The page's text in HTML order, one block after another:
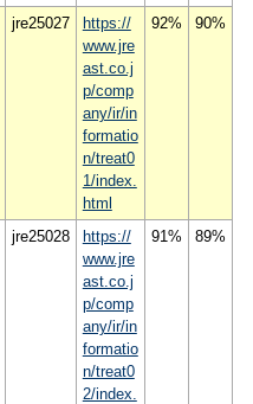
jre25027
https://
www.jre
ast.co.j
p/comp
any/ir/in
formatio
n/treat0
1/index.
html
92% 90%
jre25028
https://
www.jre
ast.co.j
p/comp
any/ir/in
formatio
n/treat0
2/index.
91% 89%